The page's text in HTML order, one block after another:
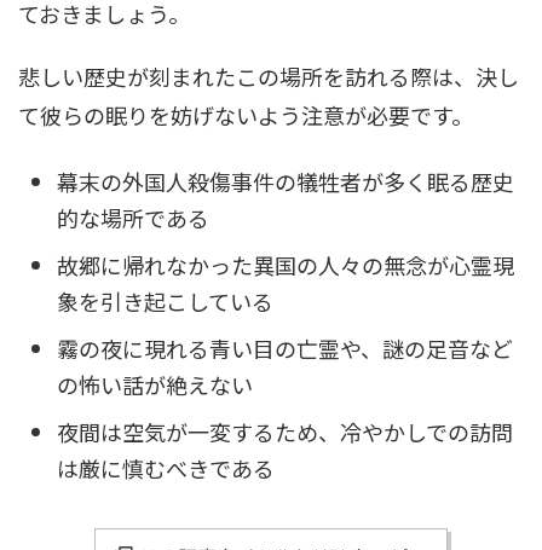
ておきましょう。
悲しい歴史が刻まれたこの場所を訪れる際は、決し
て彼らの眠りを妨げないよう注意が必要です。
幕末の外国人殺傷事件の犠牲者が多く眠る歴史
的な場所である
故郷に帰れなかった異国の人々の無念が心霊現
象を引き起こしている
霧の夜に現れる青い目の亡霊や、謎の足音など
の怖い話が絶えない
夜間は空気が一変するため、冷やかしでの訪問
は厳に慎むべきである